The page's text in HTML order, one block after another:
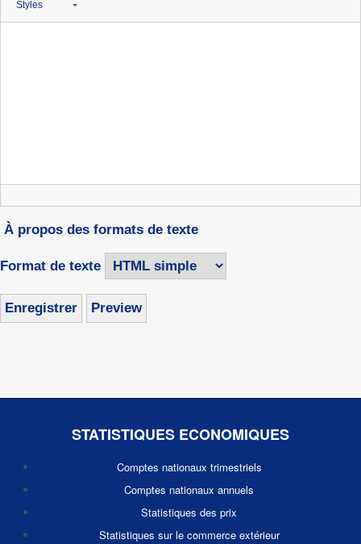
Styles
À propos des formats de texte
Format de texte
STATISTIQUES ECONOMIQUES
Comptes nationaux trimestriels
Comptes nationaux annuels
Statistiques des prix
Statistiques sur le commerce extérieur